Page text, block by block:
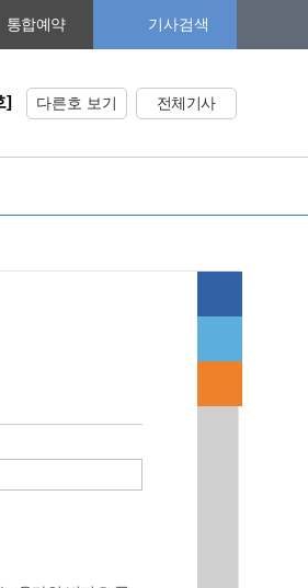
통합예약 기사검색
] 다른호 보기 전체기사